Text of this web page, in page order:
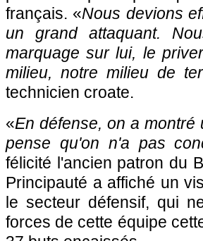
français. «Nous devions
un grand attaquant.
marquage sur lui, le
milieu, notre milieu de
technicien croate.
«En défense, on a
pense qu'on n'a pas
félicité l'ancien patron du
Principauté a affiché un
le secteur défensif, qui
forces de cette équipe